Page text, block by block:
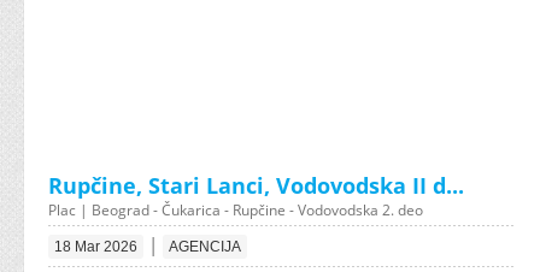
Rupčine, Stari Lanci, Vodovodska II d...
Plac | Beograd - Čukarica - Rupčine - Vodovodska 2. deo
18 Mar 2026 | AGENCIJA